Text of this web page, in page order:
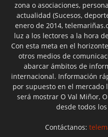
zona o asociaciones,
actualidad (Sucesos,
enero de 2014,
luz a los lectores a la hora
Con esta meta en el
otros medios de
abarcar ámbitos de
internacional. Información
por supuesto en el
será mostrar O Val Miñor,
desde todos
Contáctanos: